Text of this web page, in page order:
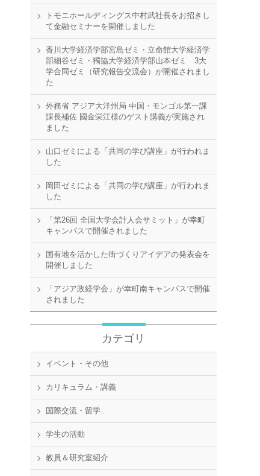
トモニホールディングス中村武社長をお招きし
て金融セミナーを開催しました
香川大学経済学部宮島ゼミ・立命館大学経済学
部細谷ゼミ・獨協大学経済学部山本ゼミ 3大
学合同ゼミ（研究報告交流会）が開催されまし
た
外務省 アジア大洋州局 中国・モンゴル第一課
課長補佐 國金栄江様のゲスト講義が実施され
ました
山口ゼミによる「共同の学び講座」が行われま
した
岡田ゼミによる「共同の学び講座」が行われま
した
「第26回 全国大学会計人会サミット」が幸町
キャンパスで開催されました
国有地を活かした街づくりアイデアの発表会を
開催しました
「アジア政経学会」が幸町南キャンパスで開催
されました
カテゴリ
イベント・その他
カリキュラム・講義
国際交流・留学
学生の活動
教員＆研究室紹介